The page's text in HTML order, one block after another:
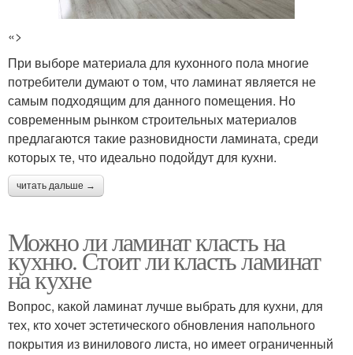
«>
При выборе материала для кухонного пола многие
потребители думают о том, что ламинат является не
самым подходящим для данного помещения. Но
современным рынком строительных материалов
предлагаются такие разновидности ламината, среди
которых те, что идеально подойдут для кухни.
читать дальше →
Можно ли ламинат класть на
кухню. Стоит ли класть ламинат
на кухне
Вопрос, какой ламинат лучше выбрать для кухни, для
тех, кто хочет эстетического обновления напольного
покрытия из винилового листа, но имеет ограниченный